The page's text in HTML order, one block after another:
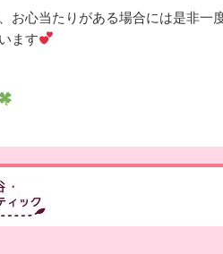
お心当たりがある場合には是非一
ます